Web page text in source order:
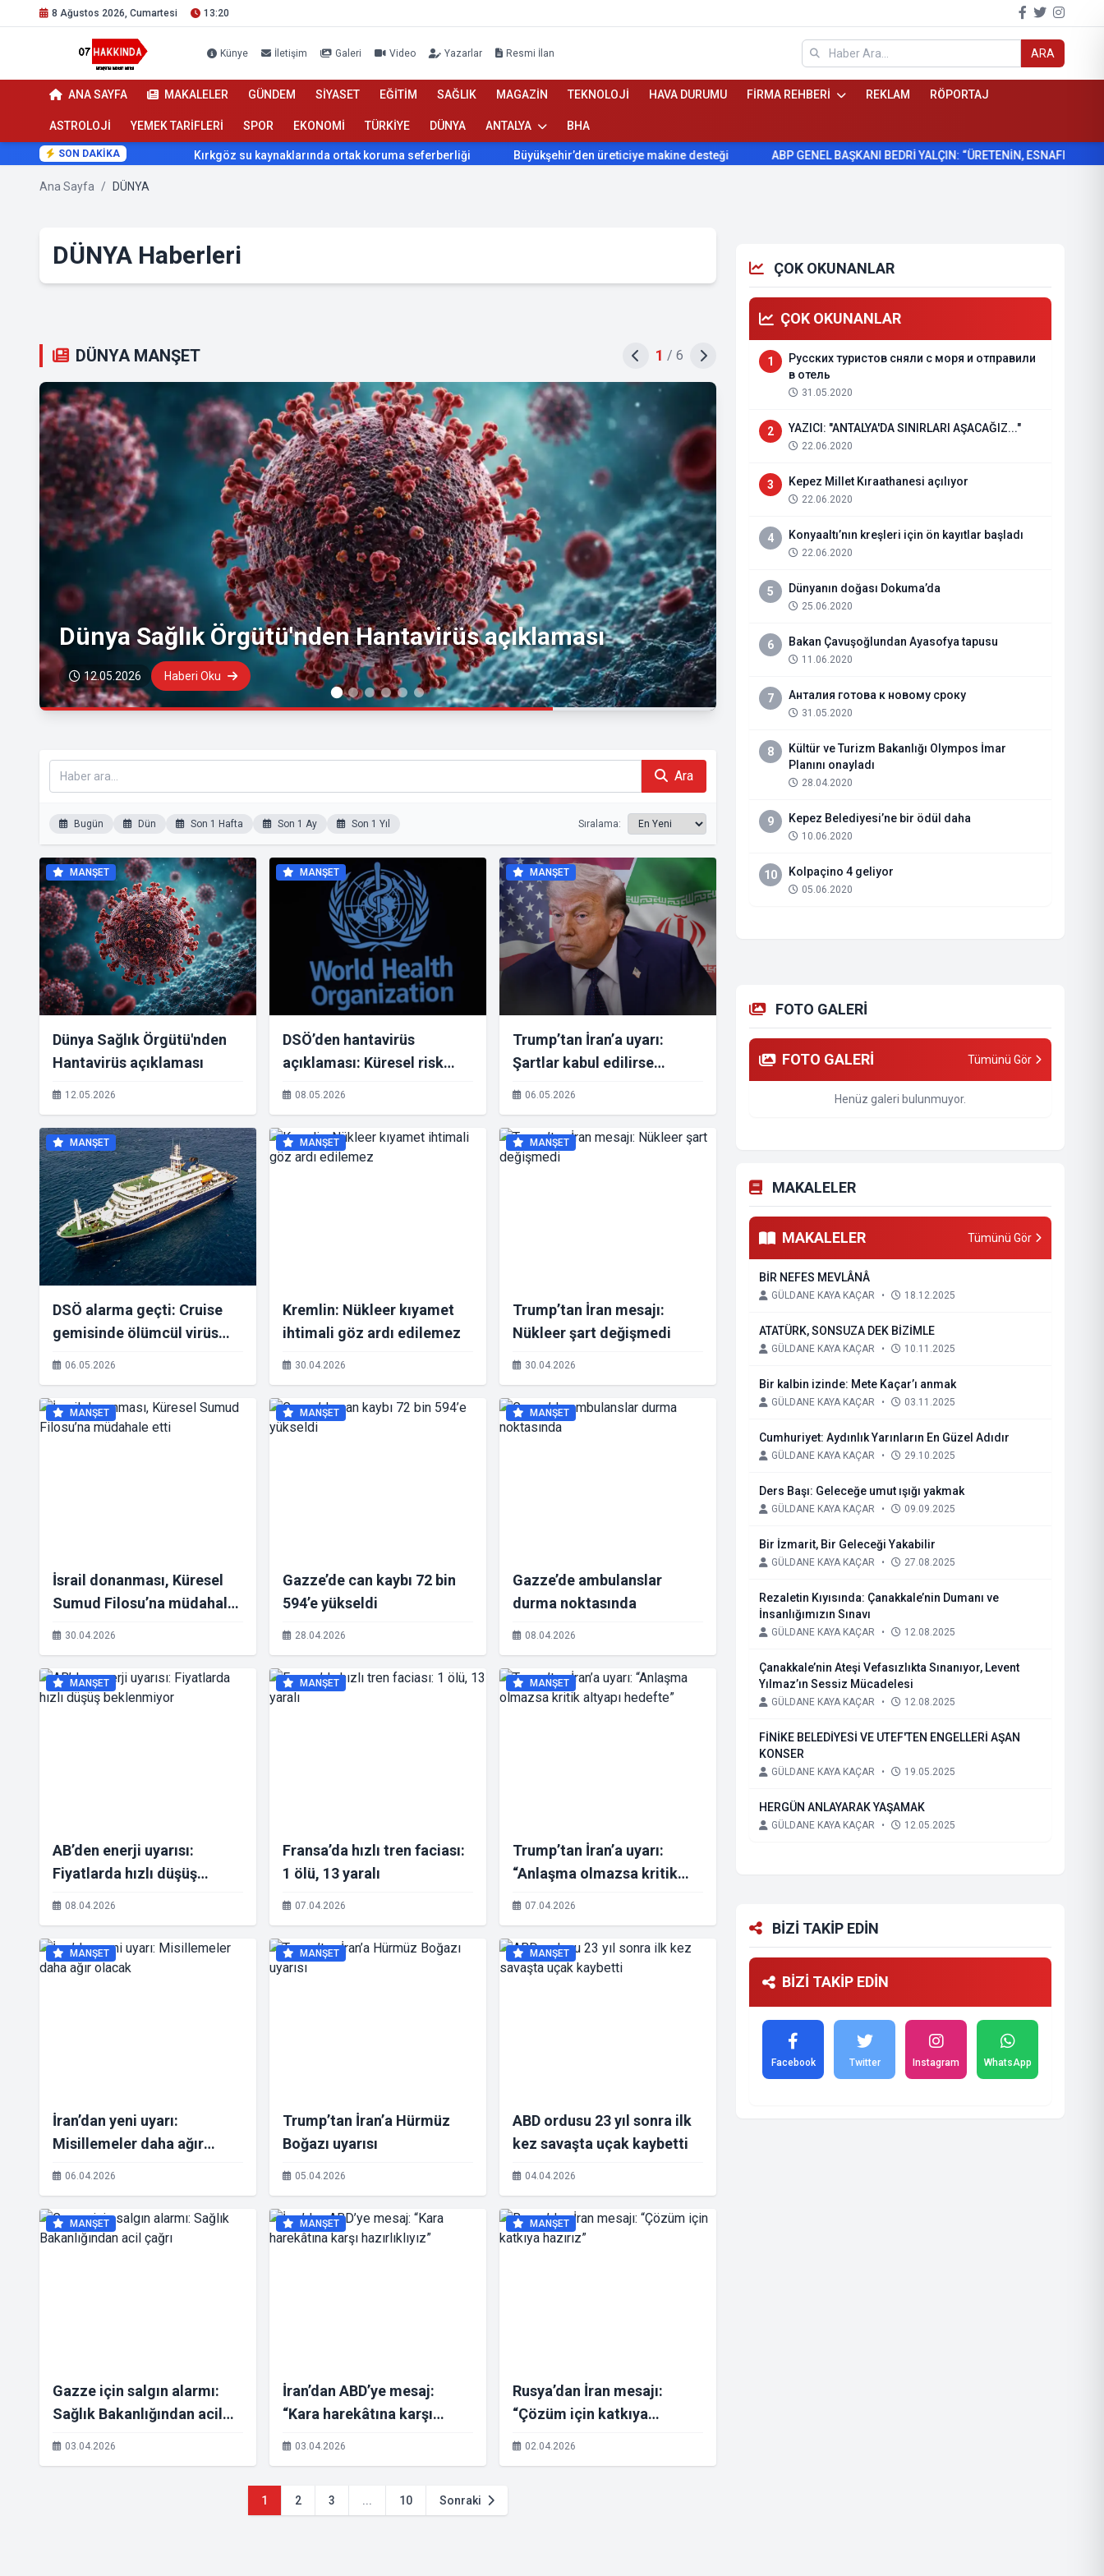
8 Ağustos 2026, Cumartesi 13:20
Künye İletişim Galeri Video Yazarlar Resmi İlan ARA
ANA SAYFA MAKALELER GÜNDEM SİYASET EĞİTİM SAĞLIK MAGAZİN TEKNOLOJİ HAVA DURUMU FİRMA REHBERİ REKLAM RÖPORTAJ
ASTROLOJİ YEMEK TARİFLERİ SPOR EKONOMİ TÜRKİYE DÜNYA ANTALYA BHA
SON DAKİKA Kırkgöz su kaynaklarında ortak koruma seferberliği Büyükşehir’den üreticiye makine desteği ABP GENEL BAŞKANI BEDRİ YALÇIN: “ÜRETENİN, ESNAFIN VE KÖYLÜNÜN
Ana Sayfa / DÜNYA
DÜNYA Haberleri
DÜNYA MANŞET 1 / 6
Dünya Sağlık Örgütü'nden Hantavirüs açıklaması
12.05.2026 Haberi Oku
DSÖ’den hantavirüs
seviyede
Ara
Bugün Dün Son 1 Hafta Son 1 Ay Son 1 Yıl Sıralama:
MANŞET
Dünya Sağlık Örgütü'nden
Hantavirüs açıklaması
12.05.2026
MANŞET
DSÖ’den hantavirüs
açıklaması: Küresel risk
düşük seviyede
08.05.2026
MANŞET
Trump’tan İran’a uyarı:
Şartlar kabul edilirse
operasyon sona erecek
06.05.2026
MANŞET
DSÖ alarma geçti: Cruise
gemisinde ölümcül virüs
şüphesi
06.05.2026
MANŞET
Kremlin: Nükleer kıyamet
ihtimali göz ardı edilemez
30.04.2026
MANŞET
Trump’tan İran mesajı:
Nükleer şart değişmedi
30.04.2026
MANŞET
İsrail donanması, Küresel
Sumud Filosu’na müdahale
etti
30.04.2026
MANŞET
Gazze’de can kaybı 72 bin
594’e yükseldi
28.04.2026
MANŞET
Gazze’de ambulanslar
durma noktasında
08.04.2026
MANŞET
AB’den enerji uyarısı:
Fiyatlarda hızlı düşüş
beklenmiyor
08.04.2026
MANŞET
Fransa’da hızlı tren faciası:
1 ölü, 13 yaralı
07.04.2026
MANŞET
Trump’tan İran’a uyarı:
“Anlaşma olmazsa kritik
altyapı hedefte”
07.04.2026
MANŞET
İran’dan yeni uyarı:
Misillemeler daha ağır
olacak
06.04.2026
MANŞET
Trump’tan İran’a Hürmüz
Boğazı uyarısı
05.04.2026
MANŞET
ABD ordusu 23 yıl sonra ilk
kez savaşta uçak kaybetti
04.04.2026
MANŞET
Gazze için salgın alarmı:
Sağlık Bakanlığından acil
çağrı
03.04.2026
MANŞET
İran’dan ABD’ye mesaj:
“Kara harekâtına karşı
hazırlıklıyız”
03.04.2026
MANŞET
Rusya’dan İran mesajı:
“Çözüm için katkıya
hazırız”
02.04.2026
1 2 3 ... 10 Sonraki
ÇOK OKUNANLAR
ÇOK OKUNANLAR
1
Русских туристов сняли с моря и отправили
в отель
31.05.2020
2 YAZICI: "ANTALYA'DA SINIRLARI AŞACAĞIZ..."
22.06.2020
3 Kepez Millet Kıraathanesi açılıyor
22.06.2020
4 Konyaaltı’nın kreşleri için ön kayıtlar başladı
22.06.2020
5 Dünyanın doğası Dokuma’da
25.06.2020
6 Bakan Çavuşoğlundan Ayasofya tapusu
11.06.2020
7 Анталия готова к новому сроку
31.05.2020
8
Kültür ve Turizm Bakanlığı Olympos İmar
Planını onayladı
28.04.2020
9 Kepez Belediyesi’ne bir ödül daha
10.06.2020
10 Kolpaçino 4 geliyor
05.06.2020
FOTO GALERİ
FOTO GALERİ Tümünü Gör
Henüz galeri bulunmuyor.
MAKALELER
MAKALELER Tümünü Gör
BİR NEFES MEVLÂNÂ
GÜLDANE KAYA KAÇAR • 18.12.2025
ATATÜRK, SONSUZA DEK BİZİMLE
GÜLDANE KAYA KAÇAR • 10.11.2025
Bir kalbin izinde: Mete Kaçar’ı anmak
GÜLDANE KAYA KAÇAR • 03.11.2025
Cumhuriyet: Aydınlık Yarınların En Güzel Adıdır
GÜLDANE KAYA KAÇAR • 29.10.2025
Ders Başı: Geleceğe umut ışığı yakmak
GÜLDANE KAYA KAÇAR • 09.09.2025
Bir İzmarit, Bir Geleceği Yakabilir
GÜLDANE KAYA KAÇAR • 27.08.2025
Rezaletin Kıyısında: Çanakkale’nin Dumanı ve
İnsanlığımızın Sınavı
GÜLDANE KAYA KAÇAR • 12.08.2025
Çanakkale’nin Ateşi Vefasızlıkta Sınanıyor, Levent
Yılmaz’ın Sessiz Mücadelesi
GÜLDANE KAYA KAÇAR • 12.08.2025
FİNİKE BELEDİYESİ VE UTEF'TEN ENGELLERİ AŞAN
KONSER
GÜLDANE KAYA KAÇAR • 19.05.2025
HERGÜN ANLAYARAK YAŞAMAK
GÜLDANE KAYA KAÇAR • 12.05.2025
BİZİ TAKİP EDİN
BİZİ TAKİP EDİN
Facebook Twitter Instagram WhatsApp